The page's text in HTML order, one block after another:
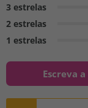
3 estrelas
2 estrelas
1 estrelas
Escreva